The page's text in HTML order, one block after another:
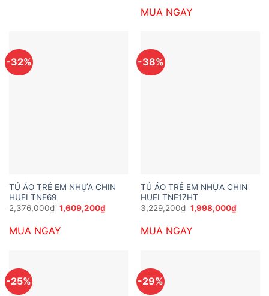
2,149,200₫.
MUA NGAY
-32%
TỦ ÁO TRẺ EM NHỰA CHIN
HUEI TNE69
2,376,000₫ Giá
gốc
2,376,000₫.
1,609,200₫Giá
hiện
MUA NGAY
-38%
TỦ ÁO TRẺ EM NHỰA CHIN
HUEI TNE17HT
3,229,200₫ Giá
gốc
3,229,200₫.
1,998,000₫Giá
hiện
MUA NGAY
-25% -29%